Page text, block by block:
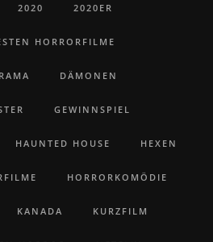
2020 2020ER
HORRORFILME
DÄMONEN
GEWINNSPIEL
HAUNTED HOUSE HEXEN
HORRORKOMÖDIE
KANADA KURZFILM